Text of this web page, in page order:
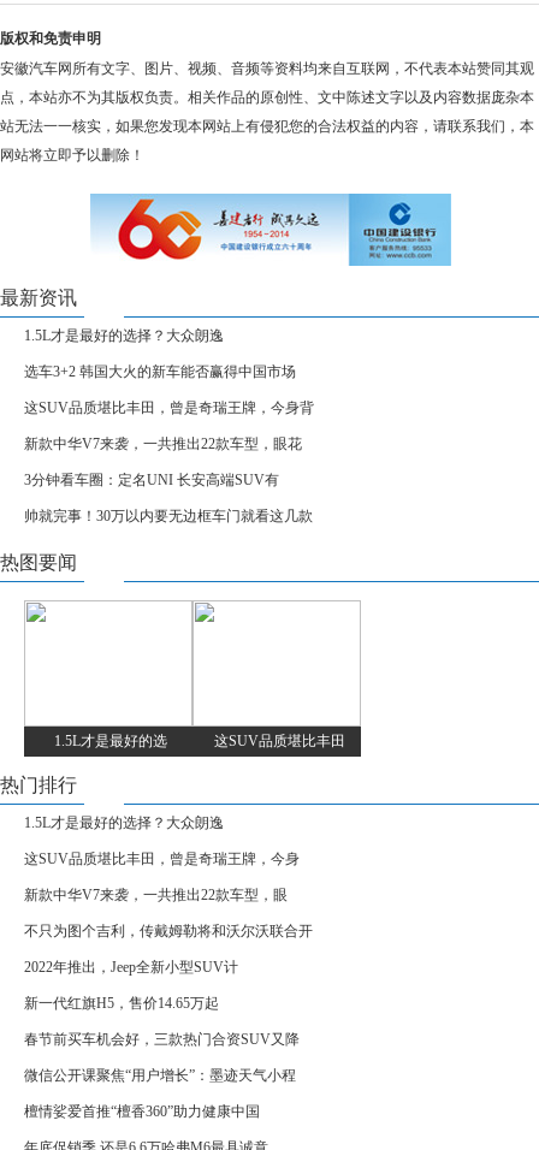
版权和免责申明
安徽汽车网所有文字、图片、视频、音频等资料均来自互联网，不代表本站赞同其观
点，本站亦不为其版权负责。相关作品的原创性、文中陈述文字以及内容数据庞杂本
站无法一一核实，如果您发现本网站上有侵犯您的合法权益的内容，请联系我们，本
网站将立即予以删除！
最新资讯
1.5L才是最好的选择？大众朗逸
选车3+2 韩国大火的新车能否赢得中国市场
这SUV品质堪比丰田，曾是奇瑞王牌，今身背
新款中华V7来袭，一共推出22款车型，眼花
3分钟看车圈：定名UNI 长安高端SUV有
帅就完事！30万以内要无边框车门就看这几款
热图要闻
1.5L才是最好的选 这SUV品质堪比丰田
热门排行
1.5L才是最好的选择？大众朗逸
这SUV品质堪比丰田，曾是奇瑞王牌，今身
新款中华V7来袭，一共推出22款车型，眼
不只为图个吉利，传戴姆勒将和沃尔沃联合开
2022年推出，Jeep全新小型SUV计
新一代红旗H5，售价14.65万起
春节前买车机会好，三款热门合资SUV又降
微信公开课聚焦“用户增长”：墨迹天气小程
檀情娑爱首推“檀香360”助力健康中国